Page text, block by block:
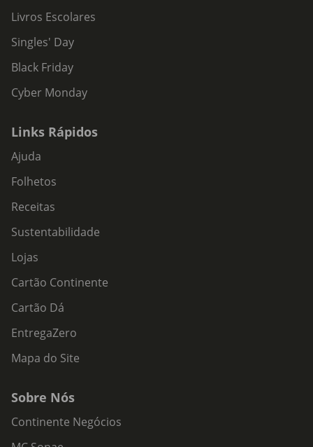
Livros Escolares
Singles' Day
Black Friday
Cyber Monday
Links Rápidos
Ajuda
Folhetos
Receitas
Sustentabilidade
Lojas
Cartão Continente
Cartão Dá
EntregaZero
Mapa do Site
Sobre Nós
Continente Negócios